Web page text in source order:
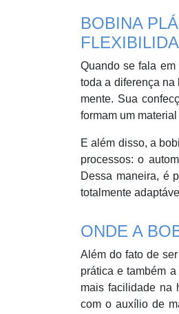
BOBINA
Quando se fala
toda a diferença na
mente. Sua
formam um
E além disso, a
processos: o
Dessa maneira, é
totalmente
ONDE A
Além do fato de
prática e também
mais facilidade na
com o auxílio de